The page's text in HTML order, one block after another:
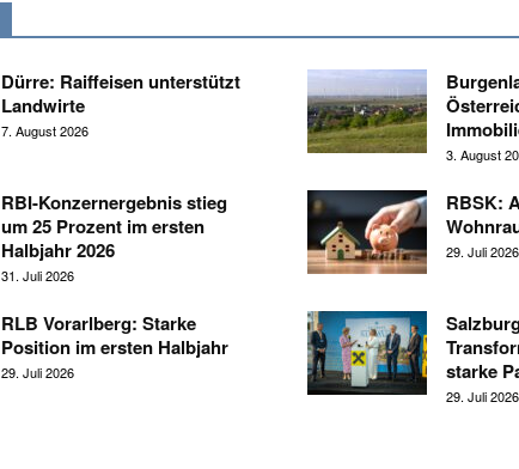
Dürre: Raiffeisen unterstützt
Landwirte
7. August 2026
3. August
RBI-Konzernergebnis stieg
um 25 Prozent im ersten
Halbjahr 2026
31. Juli 2026
RBSK:
29. Juli 2026
RLB Vorarlberg: Starke
Position im ersten Halbjahr
29. Juli 2026
starke
29. Juli 2026